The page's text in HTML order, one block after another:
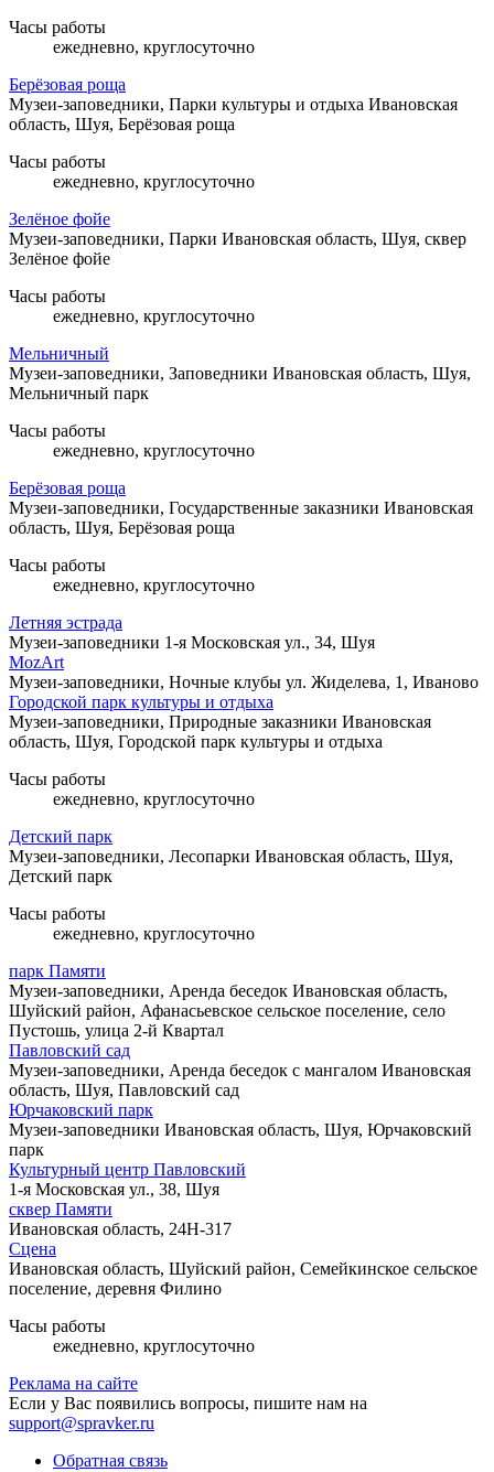
Часы работы
ежедневно, круглосуточно
Берёзовая роща
Музеи-заповедники, Парки культуры и отдыха Ивановская
область, Шуя, Берёзовая роща
Часы работы
ежедневно, круглосуточно
Зелёное фойе
Музеи-заповедники, Парки Ивановская область, Шуя, сквер
Зелёное фойе
Часы работы
ежедневно, круглосуточно
Мельничный
Музеи-заповедники, Заповедники Ивановская область, Шуя,
Мельничный парк
Часы работы
ежедневно, круглосуточно
Берёзовая роща
Музеи-заповедники, Государственные заказники Ивановская
область, Шуя, Берёзовая роща
Часы работы
ежедневно, круглосуточно
Летняя эстрада
Музеи-заповедники 1-я Московская ул., 34, Шуя
MozArt
Музеи-заповедники, Ночные клубы ул. Жиделева, 1, Иваново
Городской парк культуры и отдыха
Музеи-заповедники, Природные заказники Ивановская
область, Шуя, Городской парк культуры и отдыха
Часы работы
ежедневно, круглосуточно
Детский парк
Музеи-заповедники, Лесопарки Ивановская область, Шуя,
Детский парк
Часы работы
ежедневно, круглосуточно
парк Памяти
Музеи-заповедники, Аренда беседок Ивановская область,
Шуйский район, Афанасьевское сельское поселение, село
Пустошь, улица 2-й Квартал
Павловский сад
Музеи-заповедники, Аренда беседок с мангалом Ивановская
область, Шуя, Павловский сад
Юрчаковский парк
Музеи-заповедники Ивановская область, Шуя, Юрчаковский
парк
Культурный центр Павловский
1-я Московская ул., 38, Шуя
сквер Памяти
Ивановская область, 24Н-317
Сцена
Ивановская область, Шуйский район, Семейкинское сельское
поселение, деревня Филино
Часы работы
ежедневно, круглосуточно
Реклама на сайте
Если у Вас появились вопросы, пишите нам на
support@spravker.ru
Обратная связь